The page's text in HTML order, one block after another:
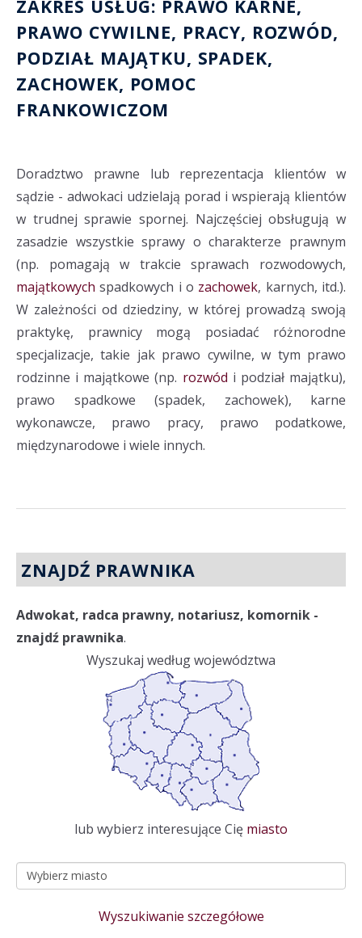
ZAKRES USŁUG: PRAWO KARNE,
PRAWO CYWILNE, PRACY, ROZWÓD,
PODZIAŁ MAJĄTKU, SPADEK,
ZACHOWEK, POMOC
FRANKOWICZOM
Doradztwo prawne lub reprezentacja klientów w
sądzie - adwokaci udzielają porad i wspierają klientów
w trudnej sprawie spornej. Najczęściej obsługują w
zasadzie wszystkie sprawy o charakterze prawnym
(np. pomagają w trakcie sprawach rozwodowych,
majątkowych spadkowych i o zachowek, karnych, itd.).
W zależności od dziedziny, w której prowadzą swoją
praktykę, prawnicy mogą posiadać różnorodne
specjalizacje, takie jak prawo cywilne, w tym prawo
rodzinne i majątkowe (np. rozwód i podział majątku),
prawo spadkowe (spadek, zachowek), karne
wykonawcze, prawo pracy, prawo podatkowe,
międzynarodowe i wiele innych.
ZNAJDŹ PRAWNIKA
Adwokat, radca prawny, notariusz, komornik -
znajdź prawnika.
Wyszukaj według województwa
lub wybierz interesujące Cię miasto
Wyszukiwanie szczegółowe